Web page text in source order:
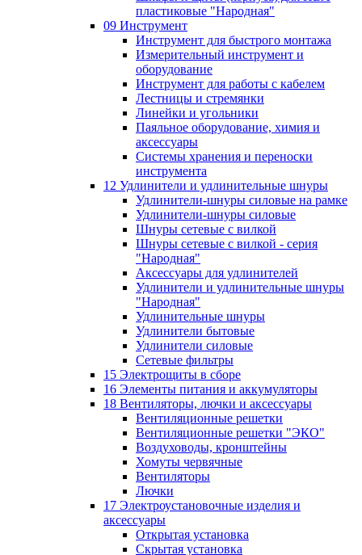
пластиковые "Народная"
09 Инструмент
Инструмент для быстрого монтажа
Измерительный инструмент и
оборудование
Инструмент для работы с кабелем
Лестницы и стремянки
Линейки и угольники
Паяльное оборудование, химия и
аксессуары
Системы хранения и переноски
инструмента
12 Удлинители и удлинительные шнуры
Удлинители-шнуры силовые на рамке
Удлинители-шнуры силовые
Шнуры сетевые с вилкой
Шнуры сетевые с вилкой - серия
"Народная"
Аксессуары для удлинителей
Удлинители и удлинительные шнуры
"Народная"
Удлинительные шнуры
Удлинители бытовые
Удлинители силовые
Сетевые фильтры
15 Электрощиты в сборе
16 Элементы питания и аккумуляторы
18 Вентиляторы, лючки и аксессуары
Вентиляционные решетки
Вентиляционные решетки "ЭКО"
Воздуховоды, кронштейны
Хомуты червячные
Вентиляторы
Лючки
17 Электроустановочные изделия и
аксессуары
Открытая установка
Скрытая установка